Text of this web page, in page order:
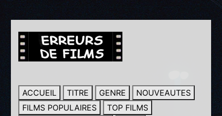
ACCUEIL TITRE GENRE
NOUVEAUTES
FILMS POPULAIRES
TOP FILMS